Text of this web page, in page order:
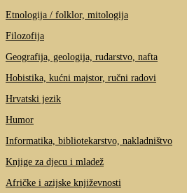
Etnologija / folklor, mitologija
Filozofija
Geografija, geologija, rudarstvo, nafta
Hobistika, kućni majstor, ručni radovi
Hrvatski jezik
Humor
Informatika, bibliotekarstvo, nakladništvo
Knjige za djecu i mladež
Afričke i azijske književnosti